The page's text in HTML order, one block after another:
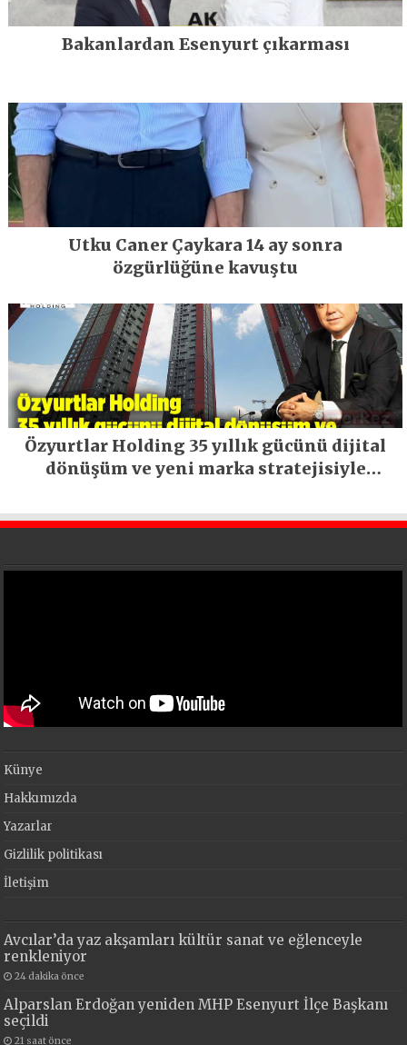
Bakanlardan Esenyurt çıkarması
Utku Caner Çaykara 14 ay sonra
özgürlüğüne kavuştu
Özyurtlar Holding 35 yıllık gücünü dijital
dönüşüm ve yeni marka stratejisiyle
Künye
Hakkımızda
Yazarlar
Gizlilik politikası
İletişim
Avcılar’da yaz akşamları kültür sanat ve eğlenceyle
renkleniyor
24 dakika önce
Alparslan Erdoğan yeniden MHP Esenyurt İlçe Başkanı
seçildi
21 saat önce